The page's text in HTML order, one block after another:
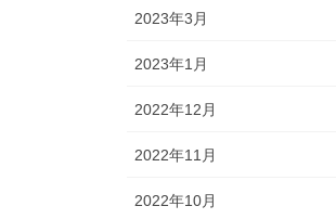
2023年3月
2023年1月
2022年12月
2022年11月
2022年10月